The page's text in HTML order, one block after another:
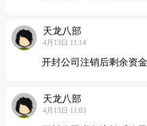
天龙八部
4月13日 11:14
开封公司注销后剩余资
天龙八部
4月13日 11:03